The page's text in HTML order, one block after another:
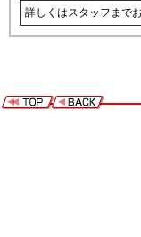
詳しくはスタッフまで